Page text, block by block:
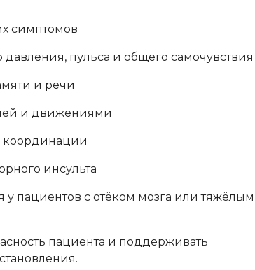
симптомов
пульса и общего самочувствия
и речи
и движениями
координации
инсульта
пациентов с отёком мозга или тяжёлым
пациента и поддерживать